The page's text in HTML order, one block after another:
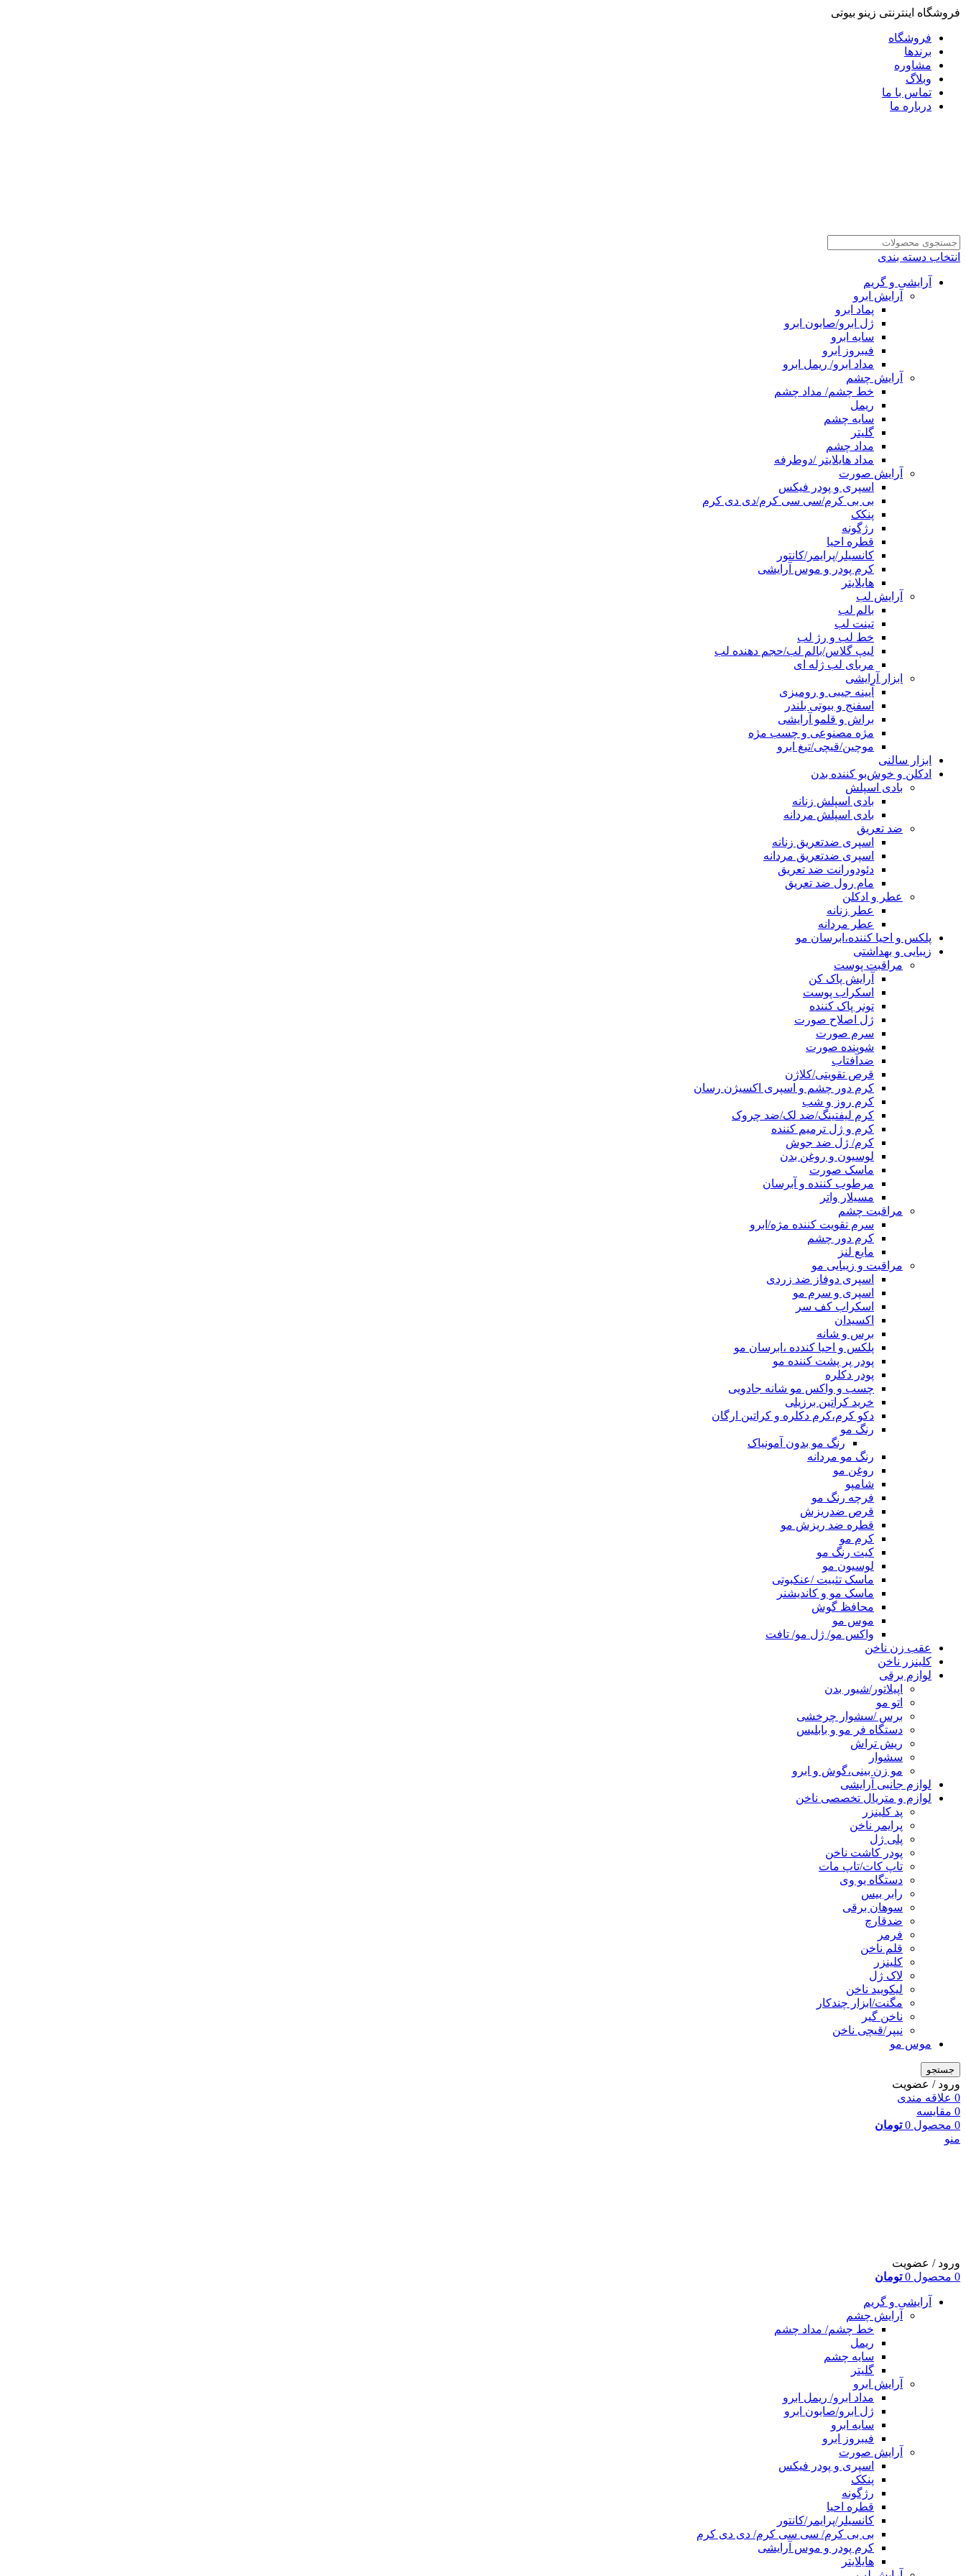
فروشگاه اینترنتی زینو بیوتی
فروشگاه
برندها
مشاوره
وبلاگ
تماس با ما
درباره ما
انتخاب دسته بندی
آرایشی و گریم
آرایش ابرو
پماد ابرو
ژل ابرو/صابون ابرو
سایه ابرو
فیبروز ابرو
مداد ابرو/ ریمل ابرو
آرایش چشم
خط چشم/ مداد چشم
ریمل
سایه چشم
گلیتر
مداد چشم
مداد هایلایتر /دوطرفه
آرایش صورت
اسپری و پودر فیکس
بی بی کرم/سی سی کرم/دی دی کرم
پنکک
رژگونه
قطره احیا
کانسیلر/پرایمر/کانتور
کرم پودر و موس آرایشی
هایلایتر
آرایش لب
بالم لب
تینت لب
خط لب و رژ لب
لیپ گلاس/بالم لب/حجم دهنده لب
مربای لب ژله ای
ابزار آرایشی
آیینه جیبی و رومیزی
اسفنج و بیوتی بلندر
براش و قلمو آرایشی
مژه مصنوعی و چسب مژه
موچین/قیچی/تیغ ابرو
ابزار سالنی
ادکلن و خوش‌بو کننده بدن
بادی اسپلش
بادی اسپلش زنانه
بادی اسپلش مردانه
ضد تعریق
اسپری ضدتعریق زنانه
اسپری ضدتعریق مردانه
دئودورانت ضد تعریق
مام رول ضد تعریق
عطر و ادکلن
عطر زنانه
عطر مردانه
پلکس و احیا کننده،ابرسان مو
زیبایی و بهداشتی
مراقبت پوست
آرایش پاک کن
اسکراب پوست
تونر پاک کننده
ژل اصلاح صورت
سرم صورت
شوینده صورت
ضدآفتاب
قرص تقویتی/کلاژن
کرم دور چشم و اسپری اکسیژن رسان
کرم روز و شب
کرم لیفتینگ/ضد لک/ضد چروک
کرم و ژل ترمیم کننده
کرم/ ژل ضد جوش
لوسیون و روغن بدن
ماسک صورت
مرطوب کننده و آبرسان
مسیلار واتر
مراقبت چشم
سرم تقویت کننده مژه/ابرو
کرم دور چشم
مایع لنز
مراقبت و زیبایی مو
اسپری دوفاز ضد زردی
اسپری و سرم مو
اسکراب کف سر
اکسیدان
برس و شانه
پلکس و احیا کندده ،ابرسان مو
پودر پر پشت کننده مو
پودر دکلره
چسب و واکس مو شانه جادویی
خرید کراتین برزیلی
دکو کرم،کرم دکلره و کراتین ارگان
رنگ مو
رنگ مو بدون آمونیاک
رنگ مو مردانه
روغن مو
شامپو
فرچه رنگ مو
قرص ضدریزش
قطره ضد ریزش مو
کرم مو
کیت رنگ مو
لوسیون مو
ماسک تثبیت /عنکبوتی
ماسک مو و کاندیشنر
محافظ گوش
موس مو
واکس مو/ ژل مو/ تافت
عقب زن ناخن
کلینزر ناخن
لوازم برقی
اپیلاتور/شیور بدن
اتو مو
برس /سشوار چرخشی
دستگاه فر مو و بابلیس
ریش تراش
سشوار
مو زن بینی،گوش و ابرو
لوازم جانبی آرایشی
لوازم و متریال تخصصی ناخن
پد کلینزر
پرایمر ناخن
پلی ژل
پودر کاشت ناخن
تاپ کات/تاپ مات
دستگاه یو وی
رابر بیس
سوهان برقی
ضدقارچ
فرمر
قلم ناخن
کلینزر
لاک ژل
لیکوييد ناخن
مگنت/ابزار چندکار
ناخن گیر
نیپر/قیچی ناخن
موس مو
جستجو
ورود / عضویت
0 علاقه مندی
0 مقایسه
0 محصول 0 تومان
منو
ورود / عضویت
0 محصول 0 تومان
آرایشی و گریم
آرایش چشم
خط چشم/ مداد چشم
ریمل
سایه چشم
گلیتر
آرایش ابرو
مداد ابرو/ ریمل ابرو
ژل ابرو/صابون ابرو
سایه ابرو
فیبروز ابرو
آرایش صورت
اسپری و پودر فیکس
پنکک
رژگونه
قطره احیا
کانسیلر/پرایمر/کانتور
بی بی کرم/ سی سی کرم/ دی دی کرم
کرم پودر و موس آرایشی
هایلایتر